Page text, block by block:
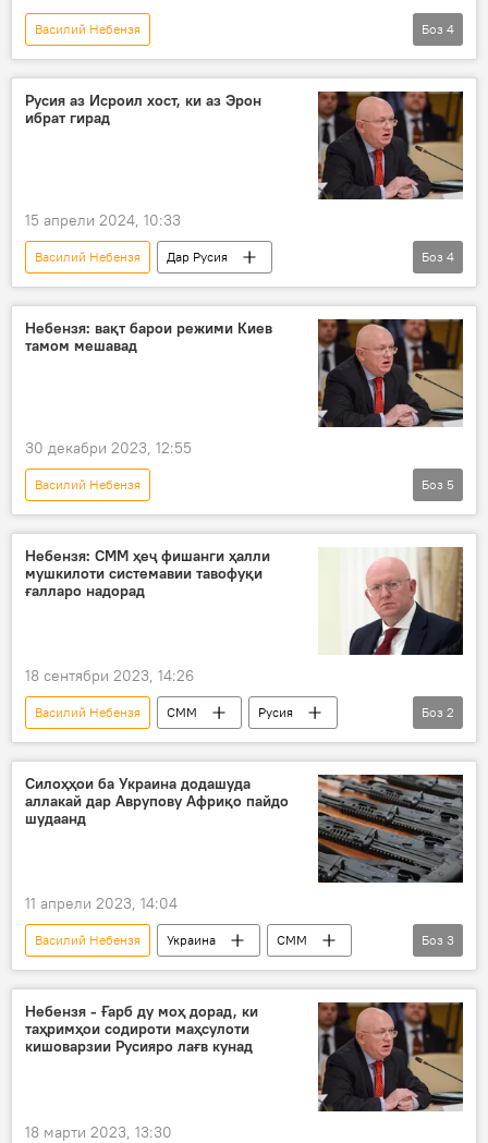
Василий Небензя
Амалиёти вижаи Русия барои ҳимояи Донбасс: охирин хабарҳо
амалиёти вижа
Боз 4
Русия аз Исроил хост, ки аз Эрон
ибрат гирад
15 апрели 2024, 10:33
Василий Небензя
Дар Русия
Амният ва мудофиа
Шӯрои амнияти СММ
Эрон
Исроил
Боз 4
Небензя: вақт барои режими Киев
тамом мешавад
30 декабри 2023, 12:55
Василий Небензя
Амалиёти вижаи Русия барои ҳимояи Донбасс: охирин хабарҳо
Русия
Украина
Сиёсат
СММ
Боз 5
Небензя: СММ ҳеҷ фишанги ҳалли
мушкилоти системавии тавофуқи
ғалларо надорад
18 сентябри 2023, 14:26
Василий Небензя СММ
Русия
ғалла
Дар ҷаҳон
Боз 2
Силоҳҳои ба Украина додашуда
аллакай дар Аврупову Африқо пайдо
шудаанд
11 апрели 2023, 14:04
Василий Небензя Украина
СММ
аслиҳа
Ғарб ИМА
Боз 3
Небензя - Ғарб ду моҳ дорад, ки
таҳримҳои содироти маҳсулоти
кишоварзии Русияро лағв кунад
18 марти 2023, 13:30